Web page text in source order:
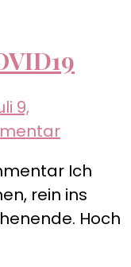
9,
zu
von
COVID19
Ich
rein ins
Hoch